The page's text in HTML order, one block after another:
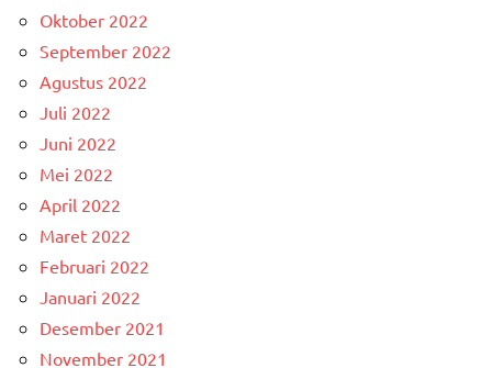
Oktober 2022
September 2022
Agustus 2022
Juli 2022
Juni 2022
Mei 2022
April 2022
Maret 2022
Februari 2022
Januari 2022
Desember 2021
November 2021